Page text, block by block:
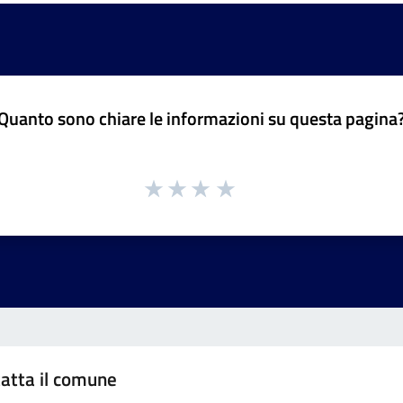
sono chiare le informazioni su questa
il comune